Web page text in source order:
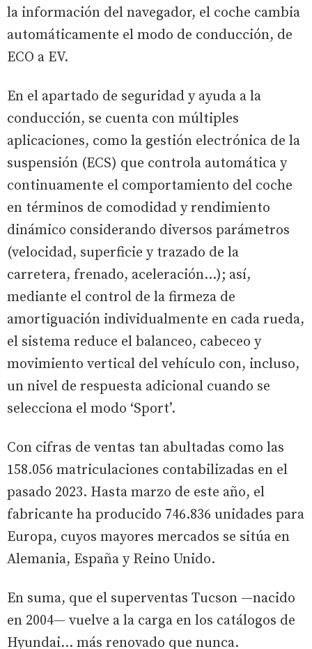
la información del navegador, el coche cambia
automáticamente el modo de conducción, de
ECO a EV.
En el apartado de seguridad y ayuda a la
conducción, se cuenta con múltiples
aplicaciones, como la gestión electrónica de la
suspensión (ECS) que controla automática y
continuamente el comportamiento del coche
en términos de comodidad y rendimiento
dinámico considerando diversos parámetros
(velocidad, superficie y trazado de la
carretera, frenado, aceleración…); así,
mediante el control de la firmeza de
amortiguación individualmente en cada rueda,
el sistema reduce el balanceo, cabeceo y
movimiento vertical del vehículo con, incluso,
un nivel de respuesta adicional cuando se
selecciona el modo ‘Sport’.
Con cifras de ventas tan abultadas como las
158.056 matriculaciones contabilizadas en el
pasado 2023. Hasta marzo de este año, el
fabricante ha producido 746.836 unidades para
Europa, cuyos mayores mercados se sitúa en
Alemania, España y Reino Unido.
En suma, que el superventas Tucson —nacido
en 2004— vuelve a la carga en los catálogos de
Hyundai… más renovado que nunca.